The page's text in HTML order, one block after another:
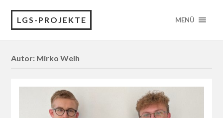
LGS-PROJEKTE MENÜ
Autor: Mirko Weih